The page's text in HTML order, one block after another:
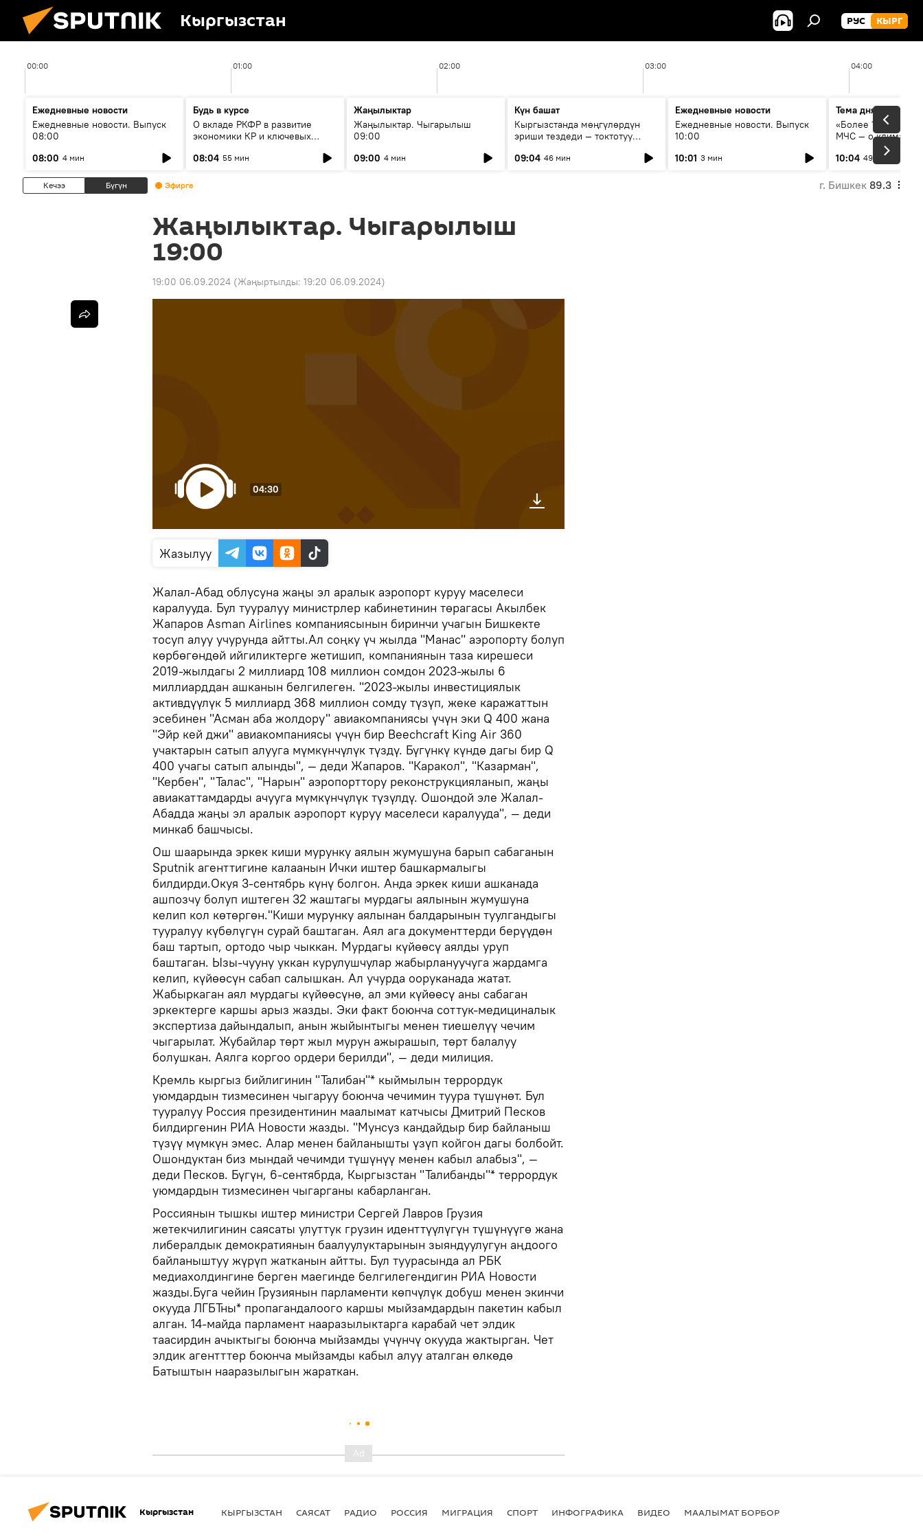
Кыргызстан РУС КЫРГ
00:00 01:00 02:00 03:00 04:00
Ежедневные новости
Ежедневные новости. Выпуск
08:00
08:00 4 мин
Будь в курсе
О вкладе РКФР в развитие
экономики КР и ключевых
08:04 55 мин
Жаңылыктар
Жаңылыктар. Чыгарылыш
09:00
09:00 4 мин
Күн башат
Кыргызстанда мөңгүлөрдүн
эриши тездеди — токтотуу
09:04 46 мин
Ежедневные новости
Ежедневные новости. Выпуск
10:00
10:01 3 мин
Тема дня
«Более 1200 сёл в
МЧС — о климате,
системе
населения
10:04 49 мин
Кечээ Бүгүн Эфирге г. Бишкек 89.3
Жаңылыктар. Чыгарылыш
19:00
19:00 06.09.2024 (Жаңыртылды: 19:20 06.09.2024)
04:30
Жазылуу
Жалал-Абад облусуна жаңы эл аралык аэропорт куруу маселеси
каралууда. Бул тууралуу министрлер кабинетинин төрагасы Акылбек
Жапаров Asman Airlines компаниясынын биринчи учагын Бишкекте
тосуп алуу учурунда айтты.Ал соңку үч жылда "Манас" аэропорту болуп
көрбөгөндөй ийгиликтерге жетишип, компаниянын таза кирешеси
2019-жылдагы 2 миллиард 108 миллион сомдон 2023-жылы 6
миллиарддан ашканын белгилеген. "2023-жылы инвестициялык
активдүүлүк 5 миллиард 368 миллион сомду түзүп, жеке каражаттын
эсебинен "Асман аба жолдору" авиакомпаниясы үчүн эки Q 400 жана
"Эйр кей джи" авиакомпаниясы үчүн бир Beechcraft King Air 360
учактарын сатып алууга мүмкүнчүлүк түздү. Бүгүнкү күндө дагы бир Q
400 учагы сатып алынды", — деди Жапаров. "Каракол", "Казарман",
"Кербен", "Талас", "Нарын" аэропорттору реконструкцияланып, жаңы
авиакаттамдарды ачууга мүмкүнчүлүк түзүлдү. Ошондой эле Жалал-
Абадда жаңы эл аралык аэропорт куруу маселеси каралууда", — деди
минкаб башчысы.
Ош шаарында эркек киши мурунку аялын жумушуна барып сабаганын
Sputnik агенттигине калаанын Ички иштер башкармалыгы
билдирди.Окуя 3-сентябрь күнү болгон. Анда эркек киши ашканада
ашпозчу болуп иштеген 32 жаштагы мурдагы аялынын жумушуна
келип кол көтөргөн."Киши мурунку аялынан балдарынын туулгандыгы
тууралуу күбөлүгүн сурай баштаган. Аял ага документтерди берүүдөн
баш тартып, ортодо чыр чыккан. Мурдагы күйөөсү аялды уруп
баштаган. Ызы-чууну уккан курулушчулар жабырлануучуга жардамга
келип, күйөөсүн сабап салышкан. Ал учурда ооруканада жатат.
Жабыркаган аял мурдагы күйөөсүнө, ал эми күйөөсү аны сабаган
эркектерге каршы арыз жазды. Эки факт боюнча соттук-медициналык
экспертиза дайындалып, анын жыйынтыгы менен тиешелүү чечим
чыгарылат. Жубайлар төрт жыл мурун ажырашып, төрт балалуу
болушкан. Аялга коргоо ордери берилди", — деди милиция.
Кремль кыргыз бийлигинин "Талибан"* кыймылын террордук
уюмдардын тизмесинен чыгаруу боюнча чечимин туура түшүнөт. Бул
тууралуу Россия президентинин маалымат катчысы Дмитрий Песков
билдиргенин РИА Новости жазды. "Мунсуз кандайдыр бир байланыш
түзүү мүмкүн эмес. Алар менен байланышты үзүп койгон дагы болбойт.
Ошондуктан биз мындай чечимди түшүнүү менен кабыл алабыз", —
деди Песков. Бүгүн, 6-сентябрда, Кыргызстан "Талибанды"* террордук
уюмдардын тизмесинен чыгарганы кабарланган.
Россиянын тышкы иштер министри Сергей Лавров Грузия
жетекчилигинин саясаты улуттук грузин иденттүүлүгүн түшүнүүгө жана
либералдык демократиянын баалуулуктарынын зыяндуулугун аңдоого
байланыштуу жүрүп жатканын айтты. Бул туурасында ал РБК
медиахолдингине берген маегинде белгилегендигин РИА Новости
жазды.Буга чейин Грузиянын парламенти көпчүлүк добуш менен экинчи
окууда ЛГБТны* пропагандалоого каршы мыйзамдардын пакетин кабыл
алган. 14-майда парламент нааразылыктарга карабай чет элдик
таасирдин ачыктыгы боюнча мыйзамды үчүнчү окууда жактырган. Чет
элдик агентттер боюнча мыйзамды кабыл алуу аталган өлкөдө
Батыштын нааразылыгын жараткан.
Кыргызстан КЫРГЫЗСТАН САЯСАТ РАДИО РОССИЯ МИГРАЦИЯ СПОРТ ИНФОГРАФИКА ВИДЕО МААЛЫМАТ БОРБОР